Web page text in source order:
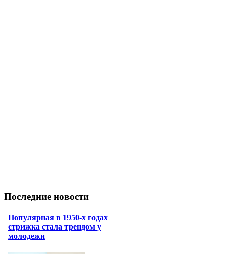
Последние новости
Популярная в 1950-х годах
стрижка стала трендом у
молодежи